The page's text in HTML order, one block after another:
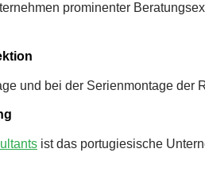
prominenter
und bei der Serienmontage
ist das portugiesische